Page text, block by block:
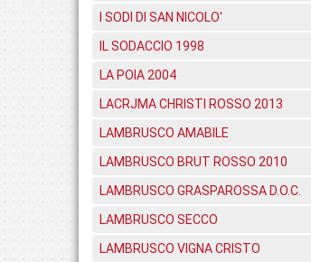
I SODI DI SAN NICOLO'
IL SODACCIO 1998
LA POIA 2004
LACRJMA CHRISTI ROSSO 2013
LAMBRUSCO AMABILE
LAMBRUSCO BRUT ROSSO 2010
LAMBRUSCO GRASPAROSSA D.O.C.
LAMBRUSCO SECCO
LAMBRUSCO VIGNA CRISTO